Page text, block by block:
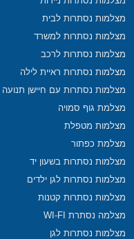
מצלמות נסתרות לבית
מצלמות נסתרות למשרד
מצלמות נסתרות לרכב
מצלמות נסתרות ראיית לילה
מצלמות נסתרות עם חיישן תנועה
מצלמת גוף סמויה
מצלמות מטפלת
מצלמת כפתור
מצלמות נסתרות בשעון יד
מצלמות נסתרות לגן ילדים
מצלמות נסתרות קטנות
מצלמה נסתרת WI-FI
מצלמות נסתרות לגן